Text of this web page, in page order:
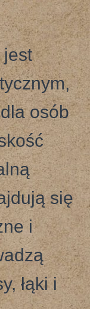
jest
osób
się
i
łąki i